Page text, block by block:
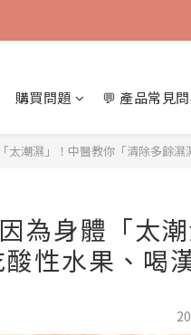
購買問題 💬 產品常見
太潮濕」！中醫教你「清除多餘
為身體「太
性水果、喝